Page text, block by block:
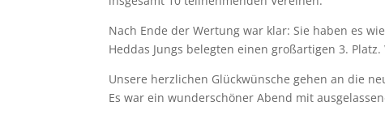
Nach Ende der Wertung war klar: Sie haben es
Heddas Jungs belegten einen großartigen 3.
Unsere herzlichen Glückwünsche gehen an die
Es war ein wunderschöner Abend mit